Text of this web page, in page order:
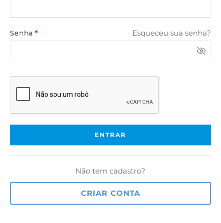
Senha * Esqueceu sua senha?
ENTRAR
Não tem cadastro?
CRIAR CONTA